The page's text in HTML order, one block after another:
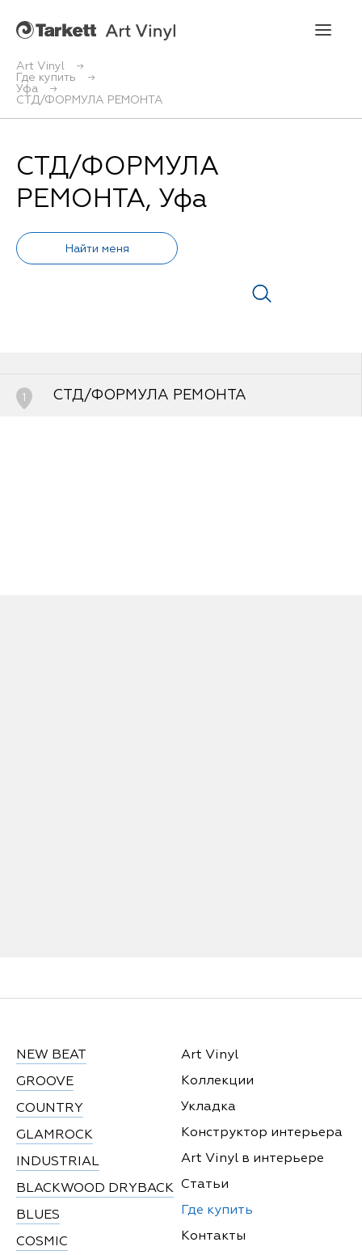
Art Vinyl
Где купить
Уфа
СТД/ФОРМУЛА РЕМОНТА
СТД/ФОРМУЛА
РЕМОНТА, Уфа
1 СТД/ФОРМУЛА РЕМОНТА
NEW BEAT
GROOVE
COUNTRY
GLAMROCK
INDUSTRIAL
BLACKWOOD DRYBACK
BLUES
COSMIC
Art Vinyl
Коллекции
Укладка
Конструктор интерьера
Art Vinyl в интерьере
Статьи
Где купить
Контакты
Art Vinyl
Art Vinyl в интерьере
FAQ